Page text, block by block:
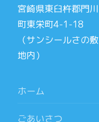
宮崎県東臼杵郡門川
町東栄町4-1-18
（サンシールさの敷
地内）
ホーム
ごあいさつ